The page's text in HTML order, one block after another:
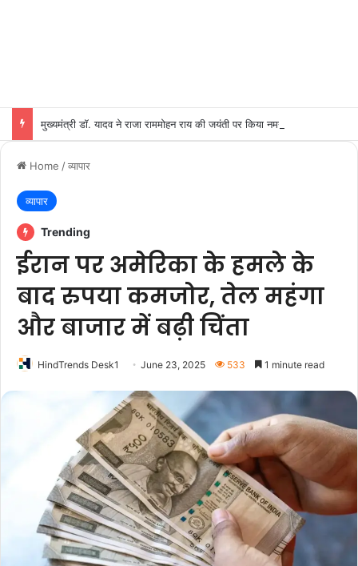
मुख्यमंत्री डॉ. यादव ने राजा राममोहन राय की जयंती पर किया नमन
Home /व्यापार
व्यापार
Trending
ईरान पर अमेरिका के हमले के
बाद रुपया कमजोर, तेल महंगा
और बाजार में बढ़ी चिंता
HindTrends Desk1 June 23, 2025 533 1 minute read